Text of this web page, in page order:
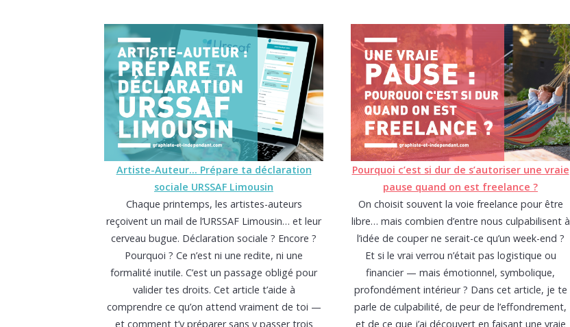
Artiste-Auteur… Prépare ta déclaration
sociale URSSAF Limousin
Chaque printemps, les artistes-auteurs
reçoivent un mail de l’URSSAF Limousin… et leur
cerveau bugue. Déclaration sociale ? Encore ?
Pourquoi ? Ce n’est ni une redite, ni une
formalité inutile. C’est un passage obligé pour
valider tes droits. Cet article t’aide à
comprendre ce qu’on attend vraiment de toi —
et comment t’y préparer sans y passer trois
Pourquoi c’est si dur de s’autoriser une vraie
pause quand on est freelance ?
On choisit souvent la voie freelance pour être
libre… mais combien d’entre nous culpabilisent à
l’idée de couper ne serait-ce qu’un week-end ?
Et si le vrai verrou n’était pas logistique ou
financier — mais émotionnel, symbolique,
profondément intérieur ? Dans cet article, je te
parle de culpabilité, de peur de l’effondrement,
et de ce que j’ai découvert en faisant une vraie